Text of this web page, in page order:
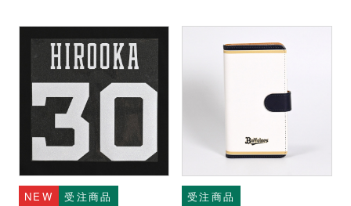
NEW 受注商品 受注商品